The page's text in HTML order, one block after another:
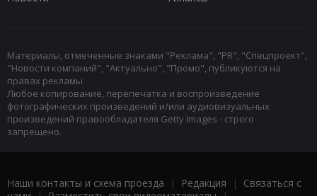
Материалы, отмеченные знаками "Реклама", "PR", "Спецпроект",
"Новости компаний", "Актуально", "Промо", публикуются на
правах рекламы.
Любое копирование, перепечатка и воспроизведение
фотографических произведений и/или аудиовизуальных
произведений правообладателя Getty Images - строго
запрещено.
Наши контакты и схема проезда | Редакция | Связаться с